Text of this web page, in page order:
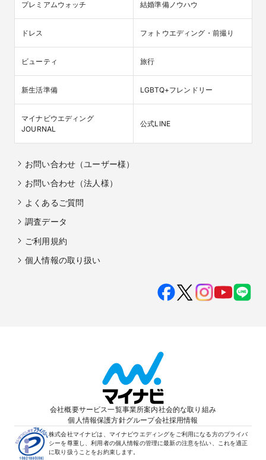
プレミアムウォッチ 結婚準備ノウハウ
ドレス フォトウエディング・前撮り
ビューティ 旅行
新生活準備 LGBTQ+フレンドリー
マイナビウエディング
JOURNAL
公式LINE
お問い合わせ（ユーザー様）
お問い合わせ（法人様）
よくあるご質問
調査データ
ご利用規約
個人情報の取り扱い
会社概要サービス一覧事業所案内社会的な取り組み
個人情報保護方針グループ会社採用情報
株式会社マイナビは、マイナビウエディングをご利用になる方のプライバ
シーを尊重し、利用者の個人情報の管理に最新の注意を払い、これを適正
に取り扱うことをお約束します。